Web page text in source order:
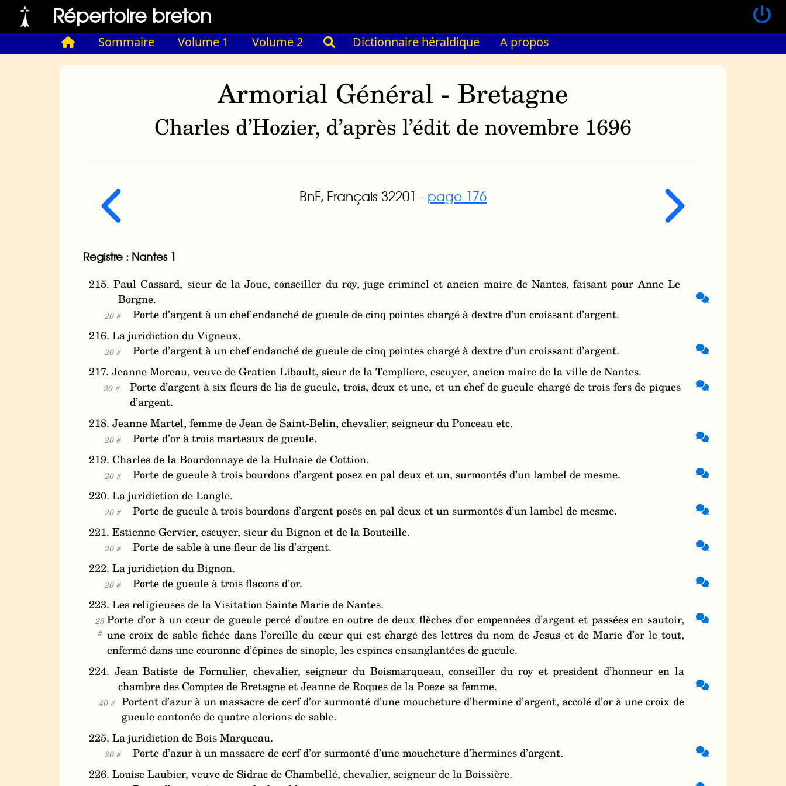
Répertoire breton
Sommaire Volume 1 Volume 2 Dictionnaire héraldique A propos
Armorial Général - Bretagne
Charles d’Hozier, d’après l’édit de novembre 1696
BnF, Français 32201 - page 176
Registre : Nantes 1
215. Paul Cassard, sieur de la Joue, conseiller du roy, juge criminel et ancien maire de Nantes, faisant pour Anne Le
Borgne.
20 #
Porte d’argent à un chef endanché de gueule de cinq pointes chargé à dextre d’un croissant d’argent.
216. La juridiction du Vigneux.
20 #
Porte d’argent à un chef endanché de gueule de cinq pointes chargé à dextre d’un croissant d’argent.
217. Jeanne Moreau, veuve de Gratien Libault, sieur de la Templiere, escuyer, ancien maire de la ville de Nantes.
20 #
Porte d’argent à six fleurs de lis de gueule, trois, deux et une, et un chef de gueule chargé de trois fers de piques
d’argent.
218. Jeanne Martel, femme de Jean de Saint-Belin, chevalier, seigneur du Ponceau etc.
20 #
Porte d’or à trois marteaux de gueule.
219. Charles de la Bourdonnaye de la Hulnaie de Cottion.
20 #
Porte de gueule à trois bourdons d’argent posez en pal deux et un, surmontés d’un lambel de mesme.
220. La juridiction de Langle.
20 #
Porte de gueule à trois bourdons d’argent posés en pal deux et un surmontés d’un lambel de mesme.
221. Estienne Gervier, escuyer, sieur du Bignon et de la Bouteille.
20 #
Porte de sable à une fleur de lis d’argent.
222. La juridiction du Bignon.
20 #
Porte de gueule à trois flacons d’or.
223. Les religieuses de la Visitation Sainte Marie de Nantes.
25
#
Porte d’or à un cœur de gueule percé d’outre en outre de deux flèches d’or empennées d’argent et passées en sautoir,
une croix de sable fichée dans l’oreille du cœur qui est chargé des lettres du nom de Jesus et de Marie d’or le tout,
enfermé dans une couronne d’épines de sinople, les espines ensanglantées de gueule.
224. Jean Batiste de Fornulier, chevalier, seigneur du Boismarqueau, conseiller du roy et president d’honneur en la
chambre des Comptes de Bretagne et Jeanne de Roques de la Poeze sa femme.
40 # Portent d’azur à un massacre de cerf d’or surmonté d’une moucheture d’hermine d’argent, accolé d’or à une croix de
gueule cantonée de quatre alerions de sable.
225. La juridiction de Bois Marqueau.
20 #
Porte d’azur à un massacre de cerf d’or surmonté d’une moucheture d’hermines d’argent.
226. Louise Laubier, veuve de Sidrac de Chambellé, chevalier, seigneur de la Boissière.